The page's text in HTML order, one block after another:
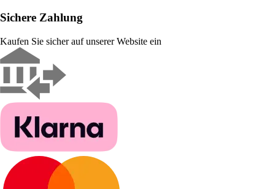
Sichere Zahlung
Kaufen Sie sicher auf unserer Website ein